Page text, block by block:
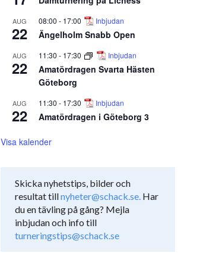
AUG
22
08:00 - 17:00 Inbjudan
Ängelholm Snabb Open
AUG
22
11:30 - 17:30 Inbjudan
Amatördragen Svarta Hästen
Göteborg
AUG
22
11:30 - 17:30 Inbjudan
Amatördragen i Göteborg 3
Visa kalender
Skicka nyhetstips, bilder och
resultat tillnyheter@schack.se. Har
du en tävling på gång? Mejla
inbjudan och info till
turneringstips@schack.se